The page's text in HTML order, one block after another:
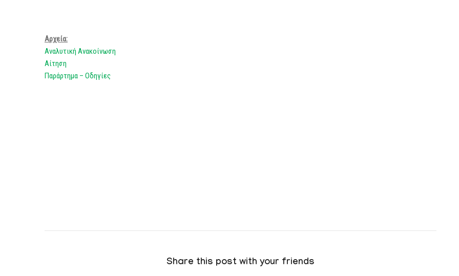
Αρχεία:
Αναλυτική Ανακοίνωση
Αίτηση
Παράρτημα – Οδηγίες
Share this post with your friends